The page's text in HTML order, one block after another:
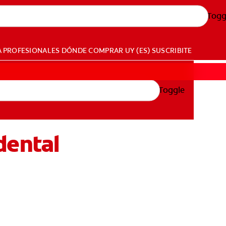
PROFESIONALES DÓNDE COMPRAR UY (ES) SUSCRIBITE
Toggle